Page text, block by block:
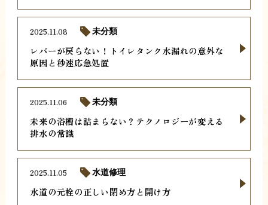
レバーが戻らない！トイレタンク水漏れの意外な
原因と秒速応急処置
2025.11.08 未分類
未来の浴槽は詰まらない？テクノロジーが変える
排水の常識
2025.11.06 未分類
水道の元栓の正しい閉め方と開け方
2025.11.05 水道修理